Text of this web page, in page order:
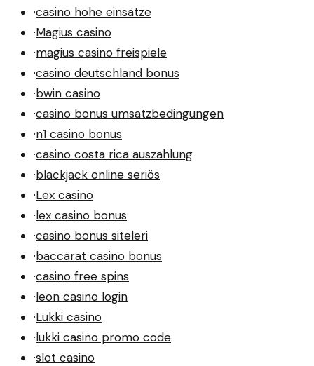
·casino hohe einsätze
·Magius casino
·magius casino freispiele
·casino deutschland bonus
·bwin casino
·casino bonus umsatzbedingungen
·n1 casino bonus
·casino costa rica auszahlung
·blackjack online seriös
·Lex casino
·lex casino bonus
·casino bonus siteleri
·baccarat casino bonus
·casino free spins
·leon casino login
·Lukki casino
·lukki casino promo code
·slot casino